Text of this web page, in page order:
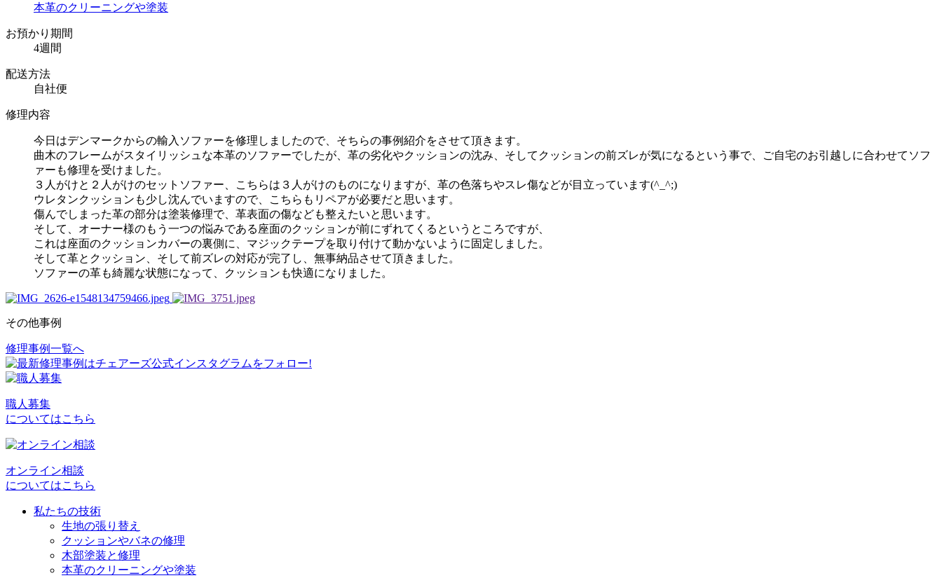
本革のクリーニングや塗装
お預かり期間
4週間
配送方法
自社便
修理内容
今日はデンマークからの輸入ソファーを修理しましたので、そちらの事例紹介をさせて頂きます。
曲木のフレームがスタイリッシュな本革のソファーでしたが、革の劣化やクッションの沈み、そしてクッションの前ズレが気になるという事で、ご自宅のお引越しに合わせてソフ
ァーも修理を受けました。
３人がけと２人がけのセットソファー、こちらは３人がけのものになりますが、革の色落ちやスレ傷などが目立っています(^_^;)
ウレタンクッションも少し沈んでいますので、こちらもリペアが必要だと思います。
傷んでしまった革の部分は塗装修理で、革表面の傷なども整えたいと思います。
そして、オーナー様のもう一つの悩みである座面のクッションが前にずれてくるというところですが、
これは座面のクッションカバーの裏側に、マジックテープを取り付けて動かないように固定しました。
そして革とクッション、そして前ズレの対応が完了し、無事納品させて頂きました。
ソファーの革も綺麗な状態になって、クッションも快適になりました。
その他事例
投
稿
ナ
ビ
ゲ
ー
シ
修理事例一覧へ
職人募集
についてはこちら
オンライン相談
についてはこちら
私たちの技術
生地の張り替え
クッションやバネの修理
木部塗装と修理
本革のクリーニングや塗装